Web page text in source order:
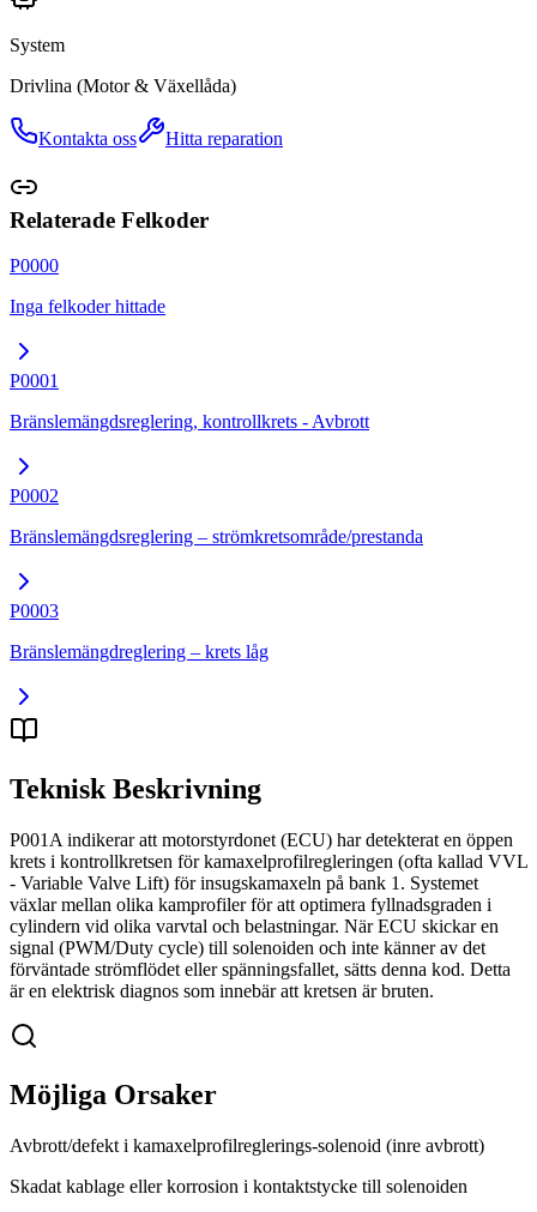
System
Drivlina (Motor & Växellåda)
Kontakta oss Hitta reparation
Relaterade Felkoder
P0000
Inga felkoder hittade
P0001
Bränslemängdsreglering, kontrollkrets - Avbrott
P0002
Bränslemängdsreglering – strömkretsområde/prestanda
P0003
Bränslemängdreglering – krets låg
Teknisk Beskrivning
P001A indikerar att motorstyrdonet (ECU) har detekterat en öppen
krets i kontrollkretsen för kamaxelprofilregleringen (ofta kallad VVL
- Variable Valve Lift) för insugskamaxeln på bank 1. Systemet
växlar mellan olika kamprofiler för att optimera fyllnadsgraden i
cylindern vid olika varvtal och belastningar. När ECU skickar en
signal (PWM/Duty cycle) till solenoiden och inte känner av det
förväntade strömflödet eller spänningsfallet, sätts denna kod. Detta
är en elektrisk diagnos som innebär att kretsen är bruten.
Möjliga Orsaker
Avbrott/defekt i kamaxelprofilreglerings-solenoid (inre avbrott)
Skadat kablage eller korrosion i kontaktstycke till solenoiden